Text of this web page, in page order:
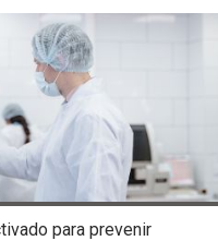
para prevenir